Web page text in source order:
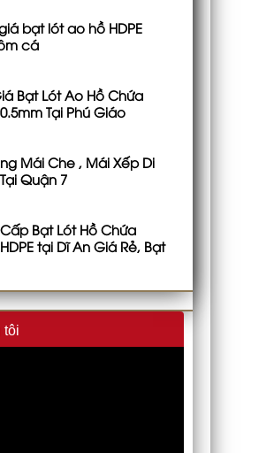
bạt lót ao hồ HDPE
cá
Bạt Lót Ao Hồ Chứa
Tại Phú Giáo
Mái Che , Mái Xếp Di
Quận 7
Bạt Lót Hồ Chứa
tại Dĩ An Giá Rẻ, Bạt
tôi